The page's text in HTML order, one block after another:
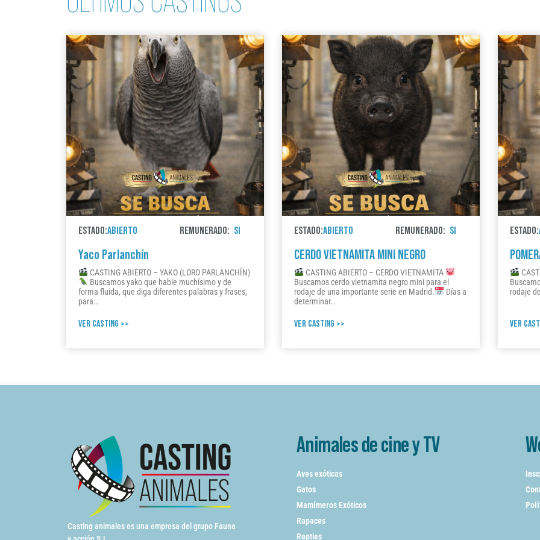
ESTADO:ABIERTO REMUNERADO: SI
Yaco Parlanchín
CASTING ABIERTO – YAKO (LORO PARLANCHÍN)
Buscamos yako que hable muchísimo y de
forma fluida, que diga diferentes palabras y frases,
para…
VER CASTING >>
ESTADO:ABIERTO REMUNERADO: SI
CERDO VIETNAMITA MINI NEGRO
CASTING ABIERTO – CERDO VIETNAMITA
Buscamos cerdo vietnamita negro mini para el
rodaje de una importante serie en Madrid.
Días a
determinar…
VER CASTING >>
ESTADO:
rodaje
VER
Casting animales es una empresa del grupo Fauna
Animales de cine y TV
Aves exóticas
Gatos
Mamímeros Exóticos
Rapaces
Repties